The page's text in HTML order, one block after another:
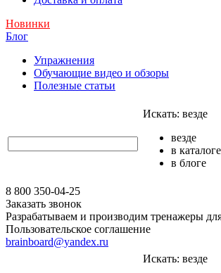
Новинки
Блог
Упражнения
Обучающие видео и обзоры
Полезные статьи
Искать: везде
везде
в каталоге
в блоге
8 800 350-04-25
Заказать звонок
Разрабатываем и производим тренажеры
Пользовательское соглашение
brainboard@yandex.ru
Искать: везде